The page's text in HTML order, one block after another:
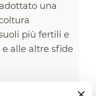
una
più fertili e
alle altre sfide